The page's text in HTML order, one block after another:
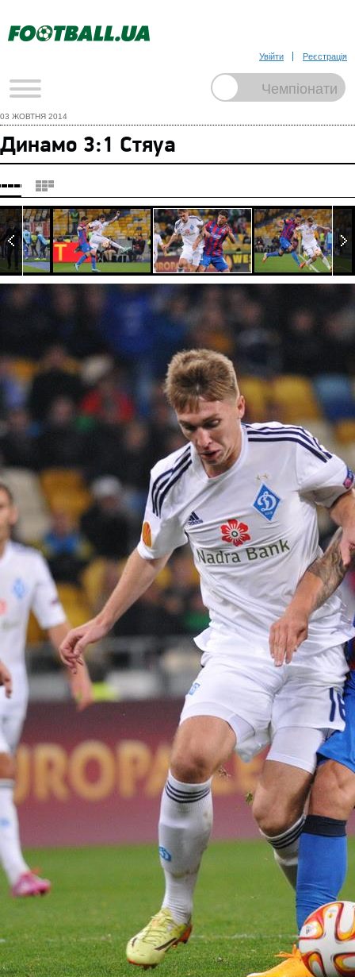
Увійти Реєстрація
03 ЖОВТНЯ 2014
Динамо 3:1 Стяуа